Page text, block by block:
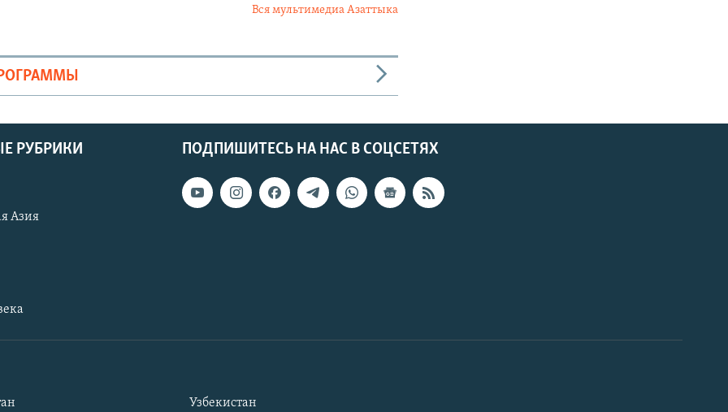
Вся мультимедиа Азаттыка
ПОДПИШИТЕСЬ НА НАС В СОЦСЕТЯХ
РУБРИКИ
Азия
Узбекистан